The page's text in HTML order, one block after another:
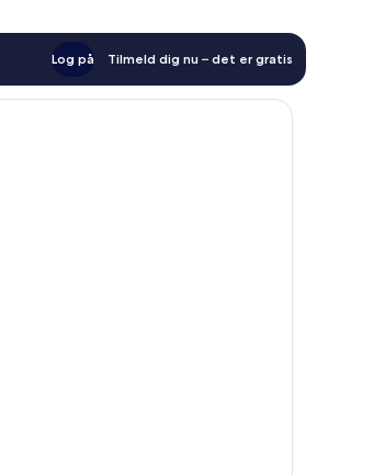
Log på Tilmeld dig nu – det er gratis